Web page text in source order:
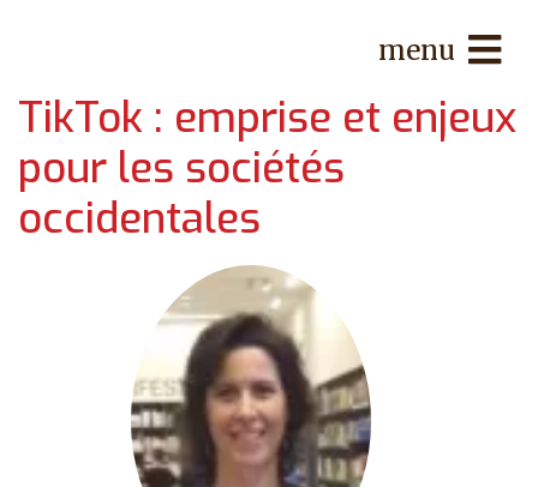
menu
TikTok : emprise et enjeux
pour les sociétés
occidentales